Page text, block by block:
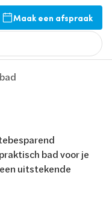
Maak een afspraak
bad voor je
uitstekende